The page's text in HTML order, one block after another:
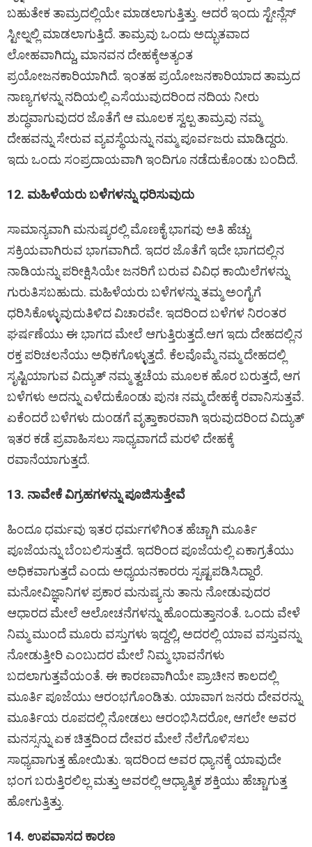
ಬಹುತೇಕ ತಾಮ್ರದಲ್ಲಿಯೇ ಮಾಡಲಾಗುತ್ತಿತ್ತು. ಆದರೆ ಇಂದು ಸ್ಟೇನ್ಲೆಸ್
ಸ್ಟೀಲ್ನಲ್ಲಿ ಮಾಡಲಾಗುತ್ತಿದೆ. ತಾಮ್ರವು ಒಂದು ಅದ್ಭುತವಾದ
ಲೋಹವಾಗಿದ್ದು, ಮಾನವನ ದೇಹಕ್ಕೆಅತ್ಯಂತ
ಪ್ರಯೋಜನಕಾರಿಯಾಗಿದೆ. ಇಂತಹ ಪ್ರಯೋಜನಕಾರಿಯಾದ ತಾಮ್ರದ
ನಾಣ್ಯಗಳನ್ನು ನದಿಯಲ್ಲಿ ಎಸೆಯುವುದರಿಂದ ನದಿಯ ನೀರು
ಶುದ್ಧವಾಗುವುದರ ಜೊತೆಗೆ ಆ ಮೂಲಕ ಸ್ವಲ್ಪ ತಾಮ್ರವು ನಮ್ಮ
ದೇಹವನ್ನು ಸೇರುವ ವ್ಯವಸ್ಥೆಯನ್ನು ನಮ್ಮ ಪೂರ್ವಜರು ಮಾಡಿದ್ದರು.
ಇದು ಒಂದು ಸಂಪ್ರದಾಯವಾಗಿ ಇಂದಿಗೂ ನಡೆದುಕೊಂಡು ಬಂದಿದೆ.
12. ಮಹಿಳೆಯರು ಬಳೆಗಳನ್ನು ಧರಿಸುವುದು
ಸಾಮಾನ್ಯವಾಗಿ ಮನುಷ್ಯರಲ್ಲಿ ಮೊಣಕೈ ಭಾಗವು ಅತಿ ಹೆಚ್ಚು
ಸಕ್ರಿಯವಾಗಿರುವ ಭಾಗವಾಗಿದೆ. ಇದರ ಜೊತೆಗೆ ಇದೇ ಭಾಗದಲ್ಲಿನ
ನಾಡಿಯನ್ನು ಪರೀಕ್ಷಿಸಿಯೇ ಜನರಿಗೆ ಬರುವ ವಿವಿಧ ಕಾಯಿಲೆಗಳನ್ನು
ಗುರುತಿಸಬಹುದು. ಮಹಿಳೆಯರು ಬಳೆಗಳನ್ನು ತಮ್ಮ ಅಂಗೈಗೆ
ಧರಿಸಿಕೊಳ್ಳುವುದುತಿಳಿದ ವಿಚಾರವೇ. ಇದರಿಂದ ಬಳೆಗಳ ನಿರಂತರ
ಘರ್ಷಣೆಯು ಈ ಭಾಗದ ಮೇಲೆ ಆಗುತ್ತಿರುತ್ತದೆ.ಆಗ ಇದು ದೇಹದಲ್ಲಿನ
ರಕ್ತ ಪರಿಚಲನೆಯು ಅಧಿಕಗೊಳ್ಳುತ್ತದೆ. ಕೆಲವೊಮ್ಮೆ ನಮ್ಮ ದೇಹದಲ್ಲಿ
ಸೃಷ್ಟಿಯಾಗುವ ವಿದ್ಯುತ್ ನಮ್ಮ ತ್ವಚೆಯ ಮೂಲಕ ಹೊರ ಬರುತ್ತದೆ, ಆಗ
ಬಳೆಗಳು ಅದನ್ನು ಎಳೆದುಕೊಂಡು ಪುನಃ ನಮ್ಮ ದೇಹಕ್ಕೆ ರವಾನಿಸುತ್ತವೆ.
ಏಕೆಂದರೆ ಬಳೆಗಳು ದುಂಡಗೆ ವೃತ್ತಾಕಾರವಾಗಿ ಇರುವುದರಿಂದ ವಿದ್ಯುತ್
ಇತರ ಕಡೆ ಪ್ರವಾಹಿಸಲು ಸಾಧ್ಯವಾಗದೆ ಮರಳಿ ದೇಹಕ್ಕೆ
ರವಾನೆಯಾಗುತ್ತದೆ.
13. ನಾವೇಕೆ ವಿಗ್ರಹಗಳನ್ನು ಪೂಜಿಸುತ್ತೇವೆ
ಹಿಂದೂ ಧರ್ಮವು ಇತರ ಧರ್ಮಗಳಿಗಿಂತ ಹೆಚ್ಚಾಗಿ ಮೂರ್ತಿ
ಪೂಜೆಯನ್ನು ಬೆಂಬಲಿಸುತ್ತದೆ. ಇದರಿಂದ ಪೂಜೆಯಲ್ಲಿ ಏಕಾಗ್ರತೆಯು
ಅಧಿಕವಾಗುತ್ತದೆ ಎಂದು ಅಧ್ಯಯನಕಾರರು ಸ್ಪಷ್ಟಪಡಿಸಿದ್ದಾರೆ.
ಮನೋವಿಜ್ಞಾನಿಗಳ ಪ್ರಕಾರ ಮನುಷ್ಯನು ತಾನು ನೋಡುವುದರ
ಆಧಾರದ ಮೇಲೆ ಆಲೋಚನೆಗಳನ್ನು ಹೊಂದುತ್ತಾನಂತೆ. ಒಂದು ವೇಳೆ
ನಿಮ್ಮ ಮುಂದೆ ಮೂರು ವಸ್ತುಗಳು ಇದ್ದಲ್ಲಿ, ಅದರಲ್ಲಿ ಯಾವ ವಸ್ತುವನ್ನು
ನೋಡುತ್ತೀರಿ ಎಂಬುದರ ಮೇಲೆ ನಿಮ್ಮ ಭಾವನೆಗಳು
ಬದಲಾಗುತ್ತವೆಯಂತೆ. ಈ ಕಾರಣವಾಗಿಯೇ ಪ್ರಾಚೀನ ಕಾಲದಲ್ಲಿ
ಮೂರ್ತಿ ಪೂಜೆಯು ಆರಂಭಗೊಂಡಿತು. ಯಾವಾಗ ಜನರು ದೇವರನ್ನು
ಮೂರ್ತಿಯ ರೂಪದಲ್ಲಿ ನೋಡಲು ಆರಂಭಿಸಿದರೋ, ಆಗಲೇ ಅವರ
ಮನಸ್ಸನ್ನು ಏಕ ಚಿತ್ತದಿಂದ ದೇವರ ಮೇಲೆ ನೆಲೆಗೊಳಿಸಲು
ಸಾಧ್ಯವಾಗುತ್ತ ಹೋಯಿತು. ಇದರಿಂದ ಅವರ ಧ್ಯಾನಕ್ಕೆ ಯಾವುದೇ
ಭಂಗ ಬರುತ್ತಿರಲಿಲ್ಲ ಮತ್ತು ಅವರಲ್ಲಿ ಆಧ್ಯಾತ್ಮಿಕ ಶಕ್ತಿಯು ಹೆಚ್ಚಾಗುತ್ತ
ಹೋಗುತ್ತಿತ್ತು.
14. ಉಪವಾಸದ ಕಾರಣ